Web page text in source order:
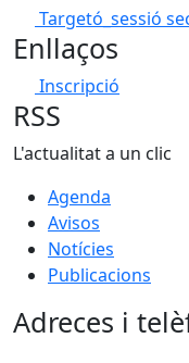
Targetó_sessió
Enllaços
Inscripció
RSS
L'actualitat a un clic
Agenda
Avisos
Notícies
Publicacions
Adreces i